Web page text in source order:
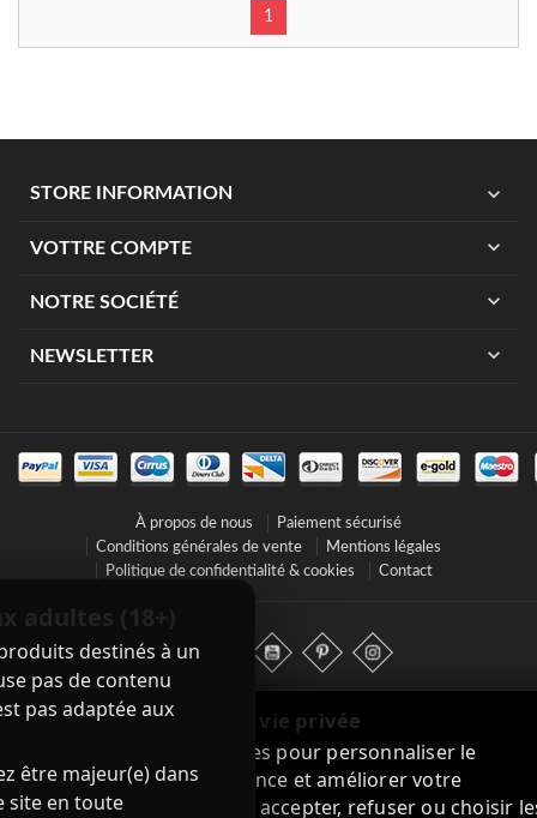
1
STORE INFORMATION expand_more
VOTTRE COMPTE expand_more
NOTRE SOCIÉTÉ expand_more
NEWSLETTER expand_more
À propos de nous
Paiement sécurisé
Conditions générales de vente
Mentions légales
Politique de confidentialité & cookies
Contact
© 2021–2026 Nuptiaa – LIU ZHUZHU COMPANY (LZC). Tous droits réservés.
Nous respectons votre vie privée
Nous utilisons des cookies pour personnaliser le
contenu, mesurer l’audience et améliorer votre
expérience. Vous pouvez accepter, refuser ou choisir
adultes (18+)
destinés à un
pas de contenu
pas adaptée aux
être majeur(e) dans
site en toute